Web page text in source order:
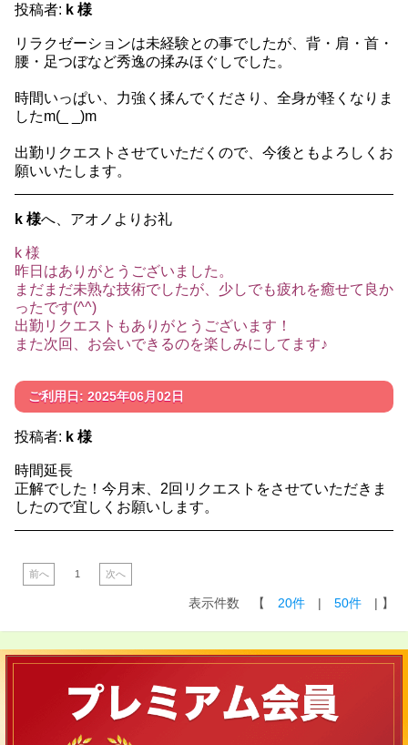
投稿者: k 様
リラクゼーションは未経験との事でしたが、背・肩・首・
腰・足つぼなど秀逸の揉みほぐしでした。
時間いっぱい、力強く揉んでくださり、全身が軽くなりま
したm(_ _)m
出勤リクエストさせていただくので、今後ともよろしくお
願いいたします。
k 様へ、アオノよりお礼
k 様
昨日はありがとうございました。
まだまだ未熟な技術でしたが、少しでも疲れを癒せて良か
ったです(^^)
出勤リクエストもありがとうございます！
また次回、お会いできるのを楽しみにしてます♪
ご利用日: 2025年06月02日
投稿者: k 様
時間延長
正解でした！今月末、2回リクエストをさせていただきま
したので宜しくお願いします。
前へ 1 次へ
表示件数 【 20件 | 50件 | 】